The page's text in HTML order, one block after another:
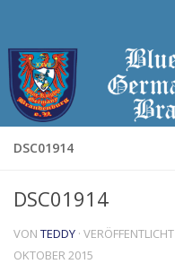
DSC01914
DSC01914
VON TEDDY · VERÖFFENTLICHT
OKTOBER 2015